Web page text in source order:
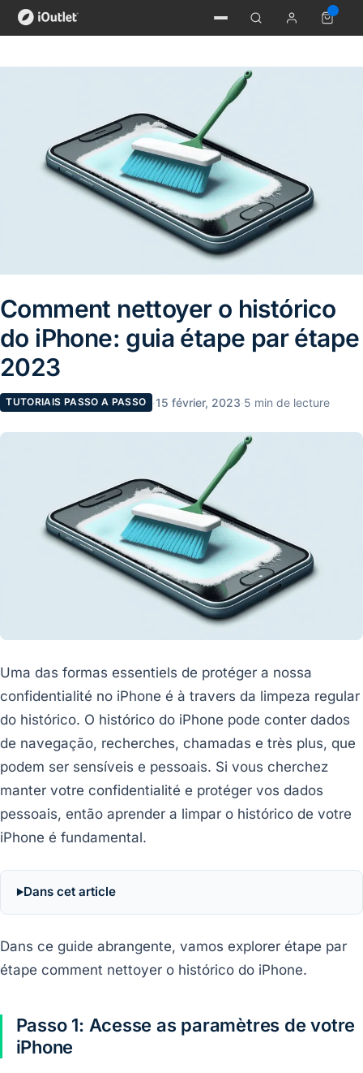
Comment nettoyer o histórico
do iPhone: guia étape par étape
2023
TUTORIAIS PASSO A PASSO ·15 février, 2023·5 min de lecture
Uma das formas essentiels de protéger a nossa
confidentialité no iPhone é à travers da limpeza regular
do histórico. O histórico do iPhone pode conter dados
de navegação, recherches, chamadas e très plus, que
podem ser sensíveis e pessoais. Si vous cherchez
manter votre confidentialité e protéger vos dados
pessoais, então aprender a limpar o histórico de votre
iPhone é fundamental.
Dans cet article
Dans ce guide abrangente, vamos explorer étape par
étape comment nettoyer o histórico do iPhone.
Passo 1: Acesse as paramètres de votre
iPhone